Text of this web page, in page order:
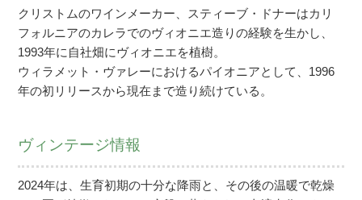
クリストムのワインメーカー、スティーブ・ドナーはカリ
フォルニアのカレラでのヴィオニエ造りの経験を生かし、
1993年に自社畑にヴィオニエを植樹。
ウィラメット・ヴァレーにおけるパイオニアとして、1996
年の初リリースから現在まで造り続けている。
ヴィンテージ情報
2024年は、生育初期の十分な降雨と、その後の温暖で乾燥